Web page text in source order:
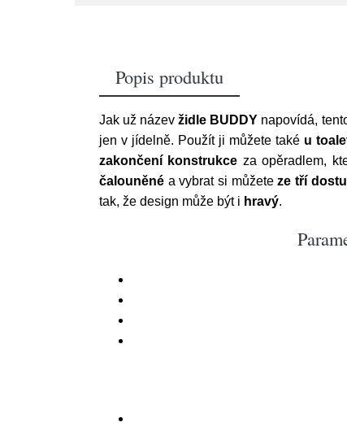
Popis produktu
Jak už názevžidle BUDDY napovídá,
jen v jídelně. Použít ji můžete také u
zakončení konstrukce za opěradlem,
čalouněné a vybrat si můžeteze tří
tak, že design může být i hravý.